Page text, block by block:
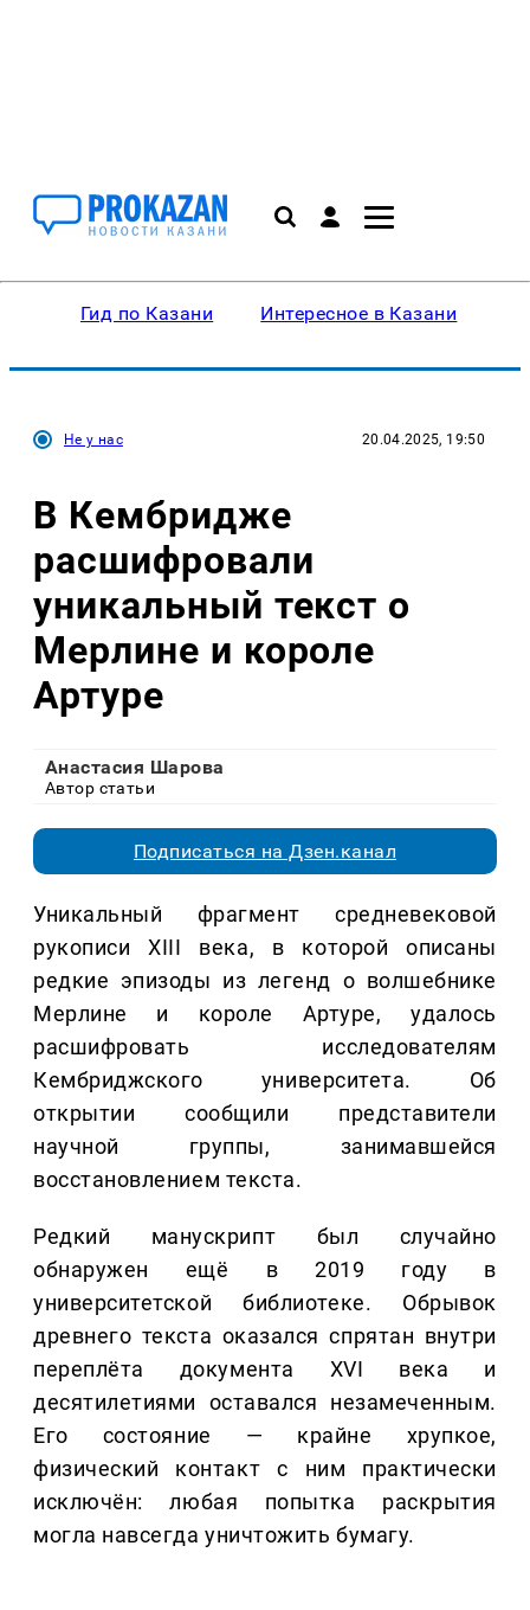
Гид по Казани Интересное в Казани
Не у нас 20.04.2025, 19:50
В Кембридже
расшифровали
уникальный текст о
Мерлине и короле
Артуре
Анастасия Шарова
Автор статьи
Подписаться на Дзен.канал
Уникальный фрагмент средневековой
рукописи XIII века, в которой описаны
редкие эпизоды из легенд о волшебнике
Мерлине и короле Артуре, удалось
расшифровать исследователям
Кембриджского университета. Об
открытии сообщили представители
научной группы, занимавшейся
восстановлением текста.
Редкий манускрипт был случайно
обнаружен ещё в 2019 году в
университетской библиотеке. Обрывок
древнего текста оказался спрятан внутри
переплёта документа XVI века и
десятилетиями оставался незамеченным.
Его состояние — крайне хрупкое,
физический контакт с ним практически
исключён: любая попытка раскрытия
могла навсегда уничтожить бумагу.